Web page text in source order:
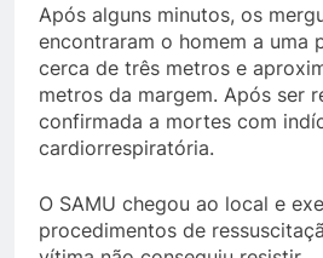
Após alguns minutos, os
encontraram o homem a uma
cerca de três metros e
metros da margem. Após ser
confirmada a mortes com
cardiorrespiratória.
O SAMU chegou ao local e
procedimentos de